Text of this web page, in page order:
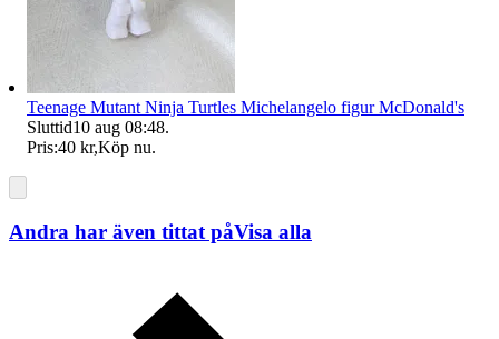
Teenage Mutant Ninja Turtles Michelangelo figur McDonald's
Sluttid10 aug 08:48.
Pris:40 kr,Köp nu.
Andra har även tittat påVisa alla